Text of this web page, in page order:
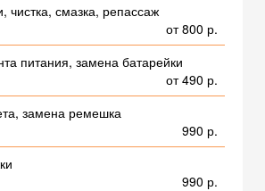
чистка, смазка, репассаж
от 800 р.
питания, замена батарейки
от 490 р.
замена ремешка
990 р.
990 р.